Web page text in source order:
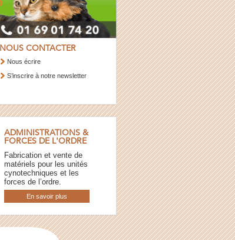
NOUS CONTACTER
Nous écrire
S’inscrire à notre newsletter
ADMINISTRATIONS &
FORCES DE L'ORDRE
Fabrication et vente de
matériels pour les unités
cynotechniques et les
forces de l’ordre.
En savoir plus